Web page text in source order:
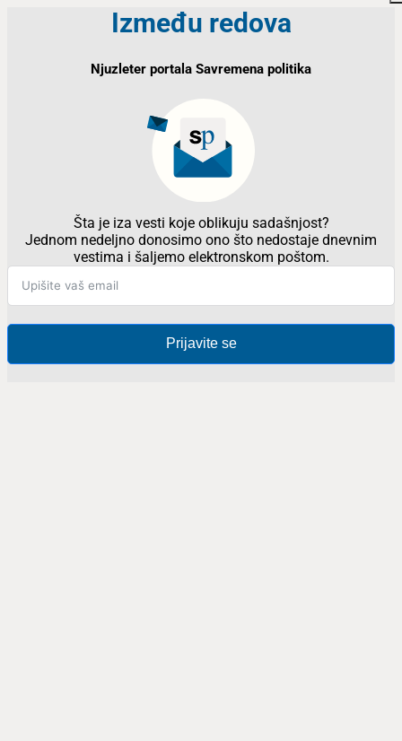
Između redova
Njuzleter portala Savremena politika
Šta je iza vesti koje oblikuju sadašnjost?
Jednom nedeljno donosimo ono što nedostaje dnevnim
vestima i šaljemo elektronskom poštom.
Prijavite se